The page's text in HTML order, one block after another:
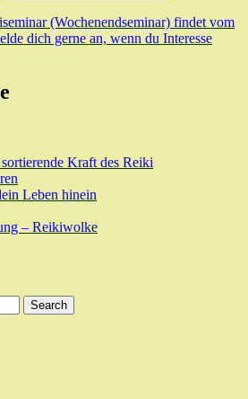
(Wochenendseminar) findet vom
dich gerne an, wenn du Interesse
Kraft des Reiki
Leben hinein
– Reikiwolke